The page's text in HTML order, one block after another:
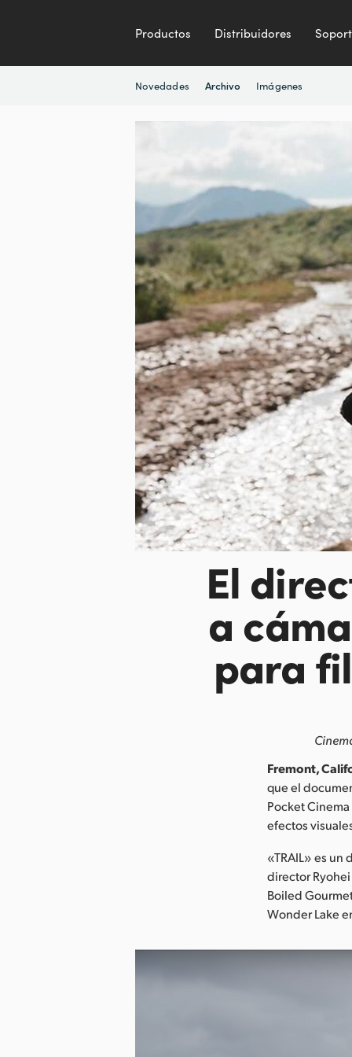
Productos Distribuidores
Novedades Archivo Imágenes
El
a
para
Fremont,
que el
Pocket
efectos
«TRAIL» es un
director
Boiled
Wonder Lake